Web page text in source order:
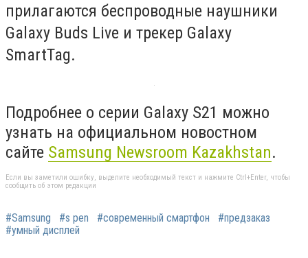
прилагаются беспроводные наушники
Galaxy Buds Live и трекер Galaxy
SmartTag.
Подробнее о серии Galaxy S21 можно
узнать на официальном новостном
сайте Samsung Newsroom Kazakhstan.
Если вы заметили ошибку, выделите необходимый текст и нажмите Ctrl+Enter, чтобы
сообщить об этом редакции
#Samsung #s pen #современный смартфон
#предзаказ
#умный дисплей